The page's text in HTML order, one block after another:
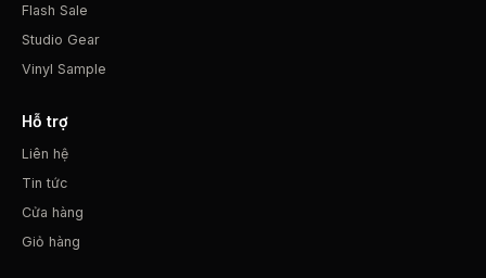
Flash Sale
Studio Gear
Vinyl Sample
Hỗ trợ
Liên hệ
Tin tức
Cửa hàng
Giỏ hàng